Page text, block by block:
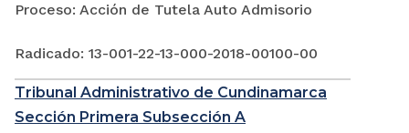
Proceso: Acción de Tutela Auto Admisorio
Radicado: 13-001-22-13-000-2018-00100-00
Tribunal Administrativo de Cundinamarca
Sección Primera Subsección A